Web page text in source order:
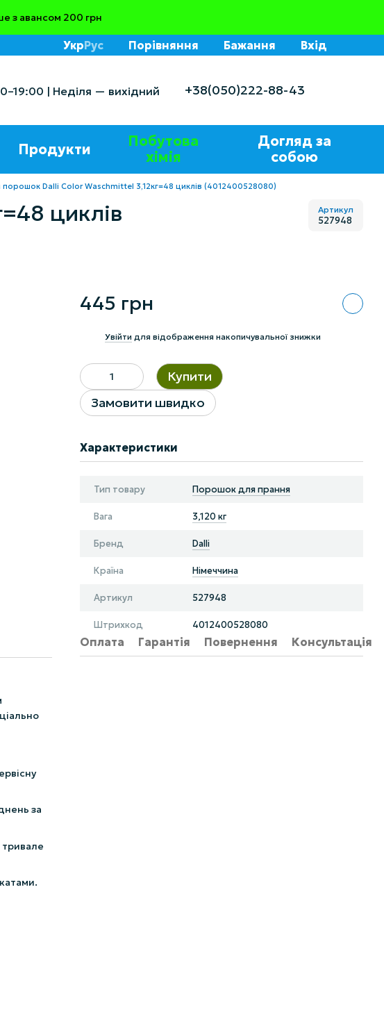
з авансом 200 грн
УкрРус Порівняння Бажання Вхід
| Неділя — вихідний +38(050)222-88-43
Продукти
Побутова
хімія
Догляд за
собою
порошок Dalli Color Waschmittel 3,12кг=48 циклів (4012400528080)
циклів
Артикул
527948
за
445 грн
Увійти для відображення накопичувальної знижки
Купити
Замовити швидко
Характеристики
Тип товару Порошок для прання
Вага 3,120 кг
Бренд Dalli
Країна Німеччина
Артикул 527948
Штрихкод 4012400528080
Оплата Гарантія Повернення Консультація